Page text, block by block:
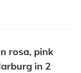
rosa, pink
in 2